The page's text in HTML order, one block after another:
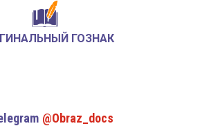
ГОЗНАК
@Obraz_docs